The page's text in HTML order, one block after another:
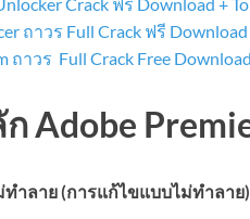
ถาวร Full Crack ฟรี Download
ถาวร Full Crack Free Download
Adobe
ำลาย (การแก้ไขแบบไม่ทำลาย